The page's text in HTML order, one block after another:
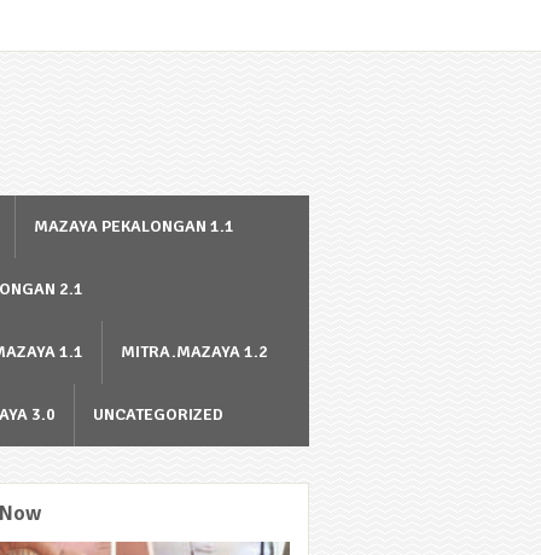
MAZAYA PEKALONGAN 1.1
2.1
1.1 MITRA.MAZAYA 1.2
3.0 UNCATEGORIZED